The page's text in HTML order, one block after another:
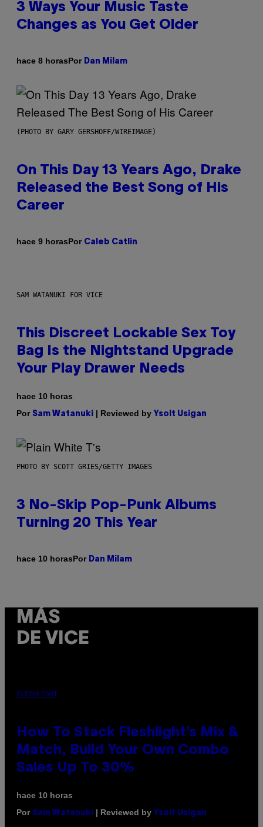
3 Ways Your Music Taste
Changes as You Get Older
hace 8 horasPor Dan Milam
(PHOTO BY GARY GERSHOFF/WIREIMAGE)
On This Day 13 Years Ago, Drake
Released the Best Song of His
Career
hace 9 horasPor Caleb Catlin
SAM WATANUKI FOR VICE
This Discreet Lockable Sex Toy
Bag Is the Nightstand Upgrade
Your Play Drawer Needs
hace 10 horas
Por Sam Watanuki | Reviewed by Ysolt Usigan
PHOTO BY SCOTT GRIES/GETTY IMAGES
3 No-Skip Pop-Punk Albums
Turning 20 This Year
hace 10 horasPor Dan Milam
MÁS
DE VICE
FLESHLIGHT
How To Stack Fleshlight’s Mix &
Match, Build Your Own Combo
Sales Up To 30%
hace 10 horas
Por Sam Watanuki | Reviewed by Ysolt Usigan